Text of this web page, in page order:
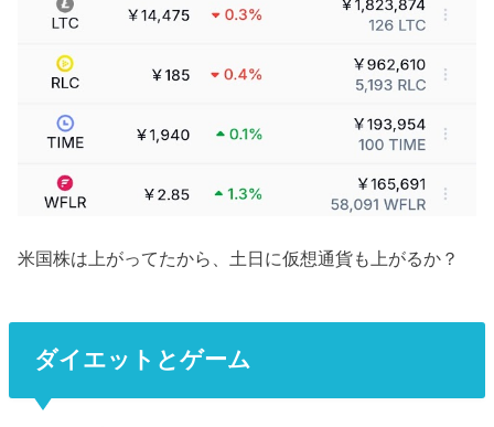
米国株は上がってたから、土日に仮想通貨も上がるか？
ダイエットとゲーム